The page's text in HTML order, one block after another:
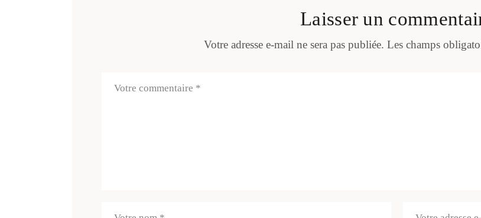
Laisser un
Votre adresse e-mail ne sera pas publiée. Les champs